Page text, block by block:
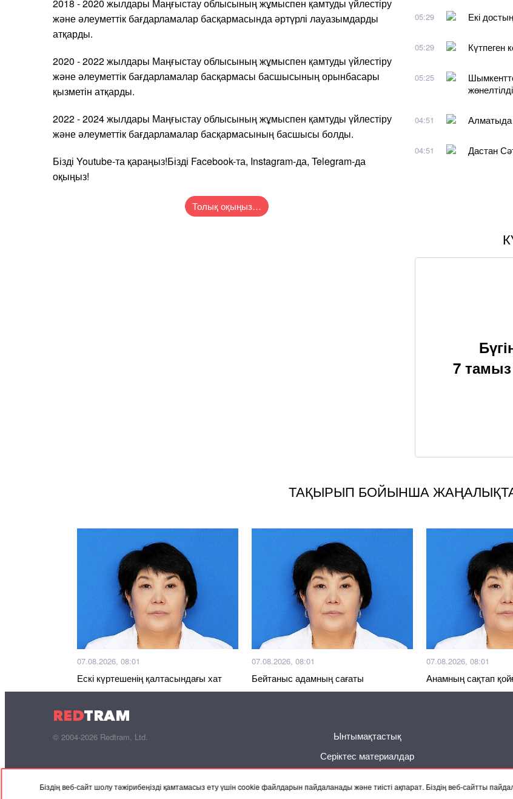
Біздің веб-сайт шолу тәжірибеңізді қамтамасыз ету үшін cookie файлдарын пайдаланады және тиісті ақпарат. Біздің веб-сайтты
2018 - 2020 жылдары Маңғыстау облысының жұмыспен қамтуды үйлестіру
және әлеуметтік бағдарламалар басқармасында әртүрлі лауазымдарды
атқарды.
2020 - 2022 жылдары Маңғыстау облысының жұмыспен қамтуды үйлестіру
және әлеуметтік бағдарламалар басқармасы басшысының орынбасары
қызметін атқарды.
2022 - 2024 жылдары Маңғыстау облысының жұмыспен қамтуды үйлестіру
және әлеуметтік бағдарламалар басқармасының басшысы болды.
Бізді Youtubе-та қараңыз!Бізді Facebook-та, Instagram-да, Telegram-да
оқыңыз!
Толық оқыңыз…
05:29 Екі
05:29 Күтпеген
05:25
жөнелтілді
04:51 Алматыда
04:51 Дастан
7
ТАҚЫРЫП БОЙЫНША
07.08.2026, 08:01
Ескі күртешенің қалтасындағы хат
07.08.2026, 08:01
Бейтаныс адамның сағаты
07.08.2026, 08:01
Анамның сақтап
Басқа жаңалықтар
REDTRAM
© 2004-2026 Redtram, Ltd.
Ынтымақтастық
Серіктес материалдар